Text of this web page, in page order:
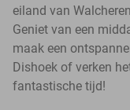
eiland van
Geniet van een
maak een
Dishoek of verken
fantastische tijd!